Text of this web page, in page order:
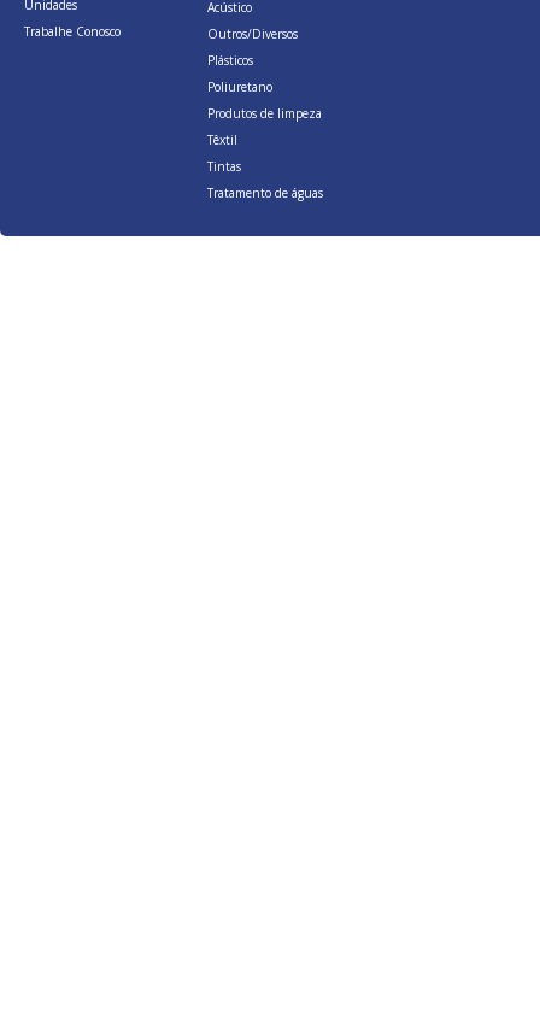
Unidades
Trabalhe Conosco
Acústico
Outros/Diversos
Plásticos
Poliuretano
Produtos de limpeza
Têxtil
Tintas
Tratamento de águas